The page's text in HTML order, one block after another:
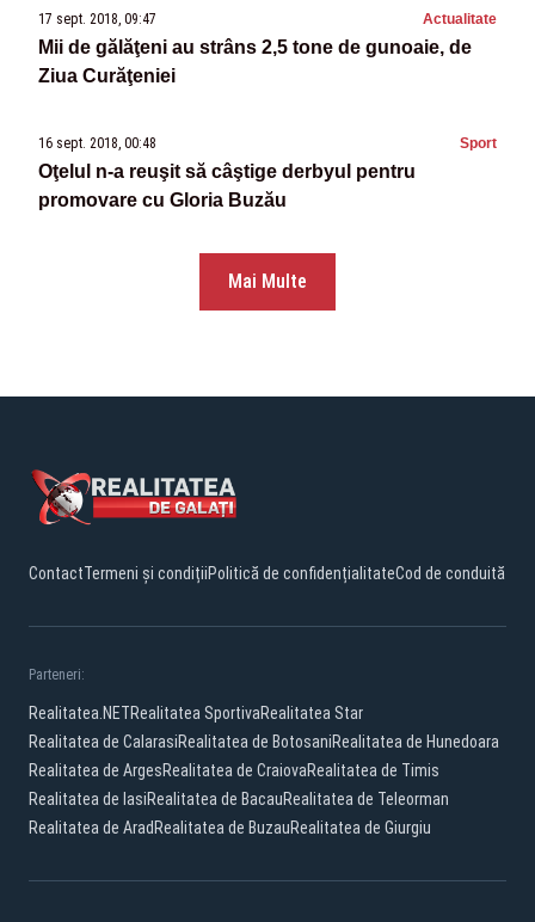
17 sept. 2018, 09:47 Actualitate
Mii de gălăţeni au strâns 2,5 tone de gunoaie, de
Ziua Curăţeniei
16 sept. 2018, 00:48 Sport
Oţelul n-a reuşit să câştige derbyul pentru
promovare cu Gloria Buzău
Mai Multe
ContactTermeni și condițiiPolitică de confidențialitateCod de conduită
Parteneri:
Realitatea.NETRealitatea SportivaRealitatea Star
Realitatea de CalarasiRealitatea de BotosaniRealitatea de Hunedoara
Realitatea de ArgesRealitatea de CraiovaRealitatea de Timis
Realitatea de IasiRealitatea de BacauRealitatea de Teleorman
Realitatea de Arad Realitatea de BuzauRealitatea de Giurgiu